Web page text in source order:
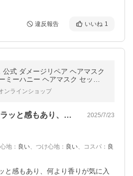
違反報告 いいね 1
公式 ダメージリペア ヘアマスク
ミーハニー ヘアマスク セット
ケア 集中ケア ダメージケア は
品質 送料無料
ンラインショップ
しっとりしつつ、サラッと感もあり、何よ… 2025/7/23
地 ： 良い、 つけ心地 ： 良い、 コスパ ： 良
と感もあり、何より香りが気に入